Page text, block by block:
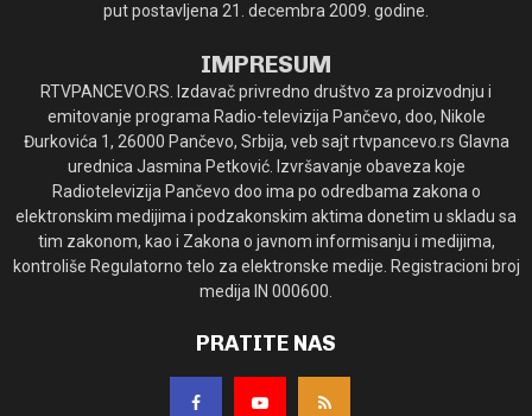
put postavljena 21. decembra 2009. godine.
IMPRESUM
RTVPANCEVO.RS. Izdavač privredno društvo za proizvodnju i
emitovanje programa Radio-televizija Pančevo, doo, Nikole
Đurkovića 1, 26000 Pančevo, Srbija, veb sajt rtvpancevo.rs Glavna
urednica Jasmina Petković. Izvršavanje obaveza koje
Radiotelevizija Pančevo doo ima po odredbama zakona o
elektronskim medijima i podzakonskim aktima donetim u skladu sa
tim zakonom, kao i Zakona o javnom informisanju i medijima,
kontroliše Regulatorno telo za elektronske medije. Registracioni broj
medija IN 000600.
PRATITE NAS